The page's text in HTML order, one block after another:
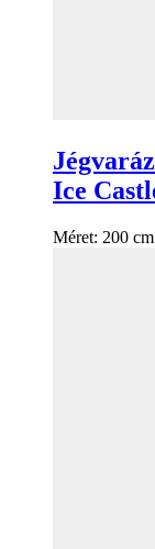
Ice
Méret: 200